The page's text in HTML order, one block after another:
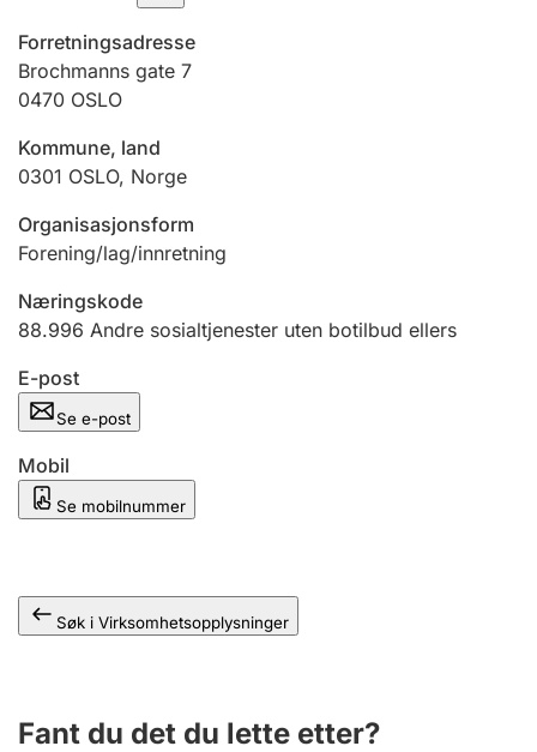
Tinglysing
Jeger
Ektepaktveileder
Offentlig sektor
Andre tema
Forretningsadresse
Brochmanns gate 7
0470 OSLO
Kommune, land
0301 OSLO, Norge
Organisasjonsform
Forening/lag/innretning
Næringskode
88.996 Andre sosialtjenester uten botilbud ellers
E-post
Se e-post
Mobil
Se mobilnummer
Søk i Virksomhetsopplysninger
Fant du det du lette etter?